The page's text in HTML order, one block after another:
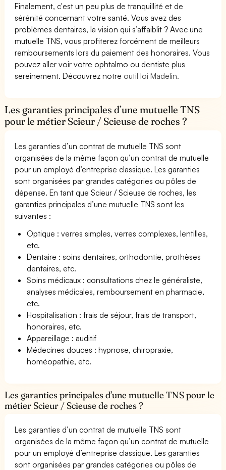
Finalement, c'est un peu plus de tranquillité et de
sérénité concernant votre santé. Vous avez des
problèmes dentaires, la vision qui s’affaiblit ? Avec une
mutuelle TNS, vous profiterez forcément de meilleurs
remboursements lors du paiement des honoraires. Vous
pouvez aller voir votre ophtalmo ou dentiste plus
sereinement. Découvrez notre outil loi Madelin.
Les garanties principales d’une mutuelle TNS
pour le métier Scieur / Scieuse de roches ?
Les garanties d’un contrat de mutuelle TNS sont
organisées de la même façon qu’un contrat de mutuelle
pour un employé d’entreprise classique. Les garanties
sont organisées par grandes catégories ou pôles de
dépense. En tant que Scieur / Scieuse de roches, les
garanties principales d’une mutuelle TNS sont les
suivantes :
Optique : verres simples, verres complexes, lentilles,
etc.
Dentaire : soins dentaires, orthodontie, prothèses
dentaires, etc.
Soins médicaux : consultations chez le généraliste,
analyses médicales, remboursement en pharmacie,
etc.
Hospitalisation : frais de séjour, frais de transport,
honoraires, etc.
Appareillage : auditif
Médecines douces : hypnose, chiropraxie,
homéopathie, etc.
Les garanties principales d’une mutuelle TNS pour le
métier Scieur / Scieuse de roches ?
Les garanties d’un contrat de mutuelle TNS sont
organisées de la même façon qu’un contrat de mutuelle
pour un employé d’entreprise classique. Les garanties
sont organisées par grandes catégories ou pôles de